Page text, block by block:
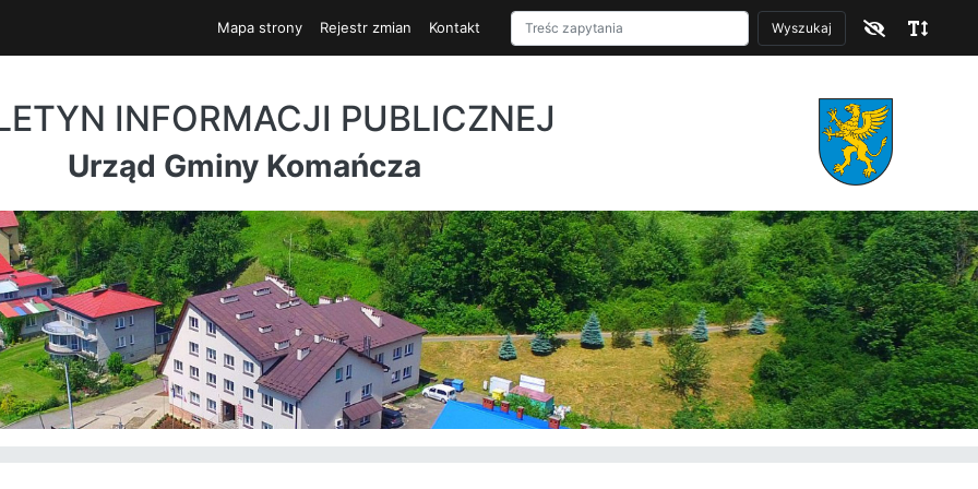
Mapa strony Rejestr zmian Kontakt Wyszukaj
INFORMACJI PUBLICZNEJ
Urząd Gminy Komańcza